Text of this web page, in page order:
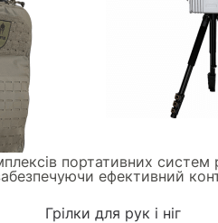
портативних
ефективний
Грілки для рук і ніг